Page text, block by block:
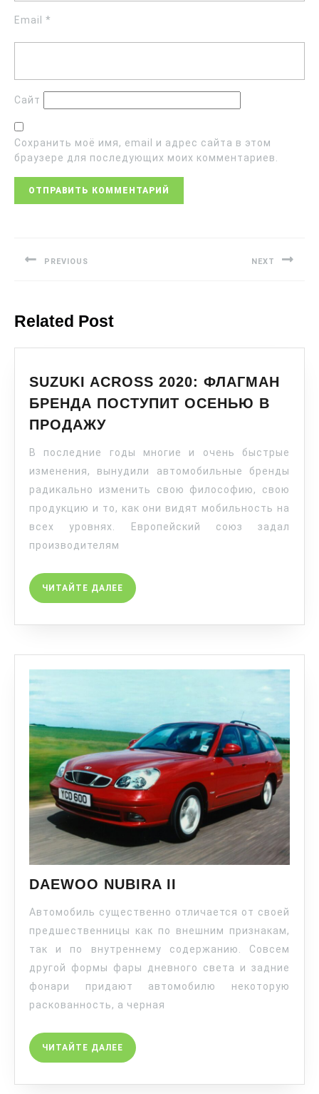
Email *
Сайт
Сохранить моё имя, email и адрес сайта в этом
браузере для последующих моих комментариев.
PREVIOUS NEXT
Related Post
SUZUKI ACROSS 2020: ФЛАГМАН
БРЕНДА ПОСТУПИТ ОСЕНЬЮ В
ПРОДАЖУ
В последние годы многие и очень быстрые
изменения, вынудили автомобильные бренды
радикально изменить свою философию, свою
продукцию и то, как они видят мобильность на
всех уровнях. Европейский союз задал
производителям
ЧИТАЙТЕ ДАЛЕЕ
DAEWOO NUBIRA II
Автомобиль существенно отличается от своей
предшественницы как по внешним признакам,
так и по внутреннему содержанию. Совсем
другой формы фары дневного света и задние
фонари придают автомобилю некоторую
раскованность, а черная
ЧИТАЙТЕ ДАЛЕЕ